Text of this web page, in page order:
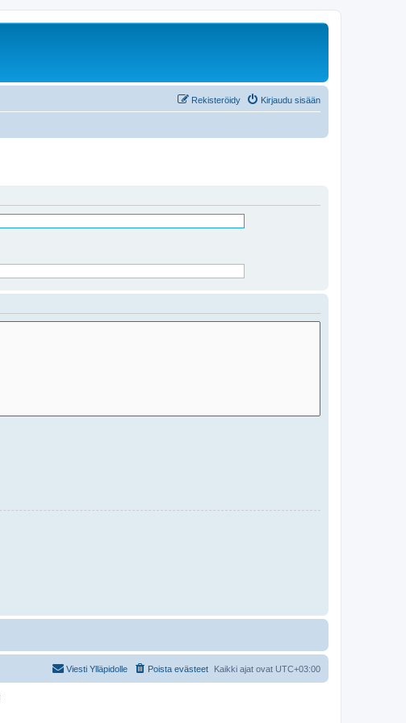
Kirjaudu sisään
Rekisteröidy
Kaikki ajat ovat UTC+03:00
Poista evästeet
Viesti Ylläpidolle